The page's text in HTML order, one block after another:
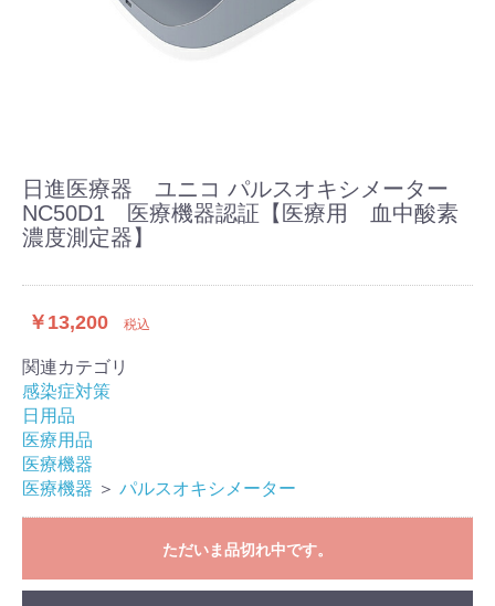
日進医療器 ユニコ パルスオキシメーター
NC50D1 医療機器認証【医療用 血中酸素
濃度測定器】
￥13,200 税込
関連カテゴリ
感染症対策
日用品
医療用品
医療機器
医療機器 ＞ パルスオキシメーター
ただいま品切れ中です。